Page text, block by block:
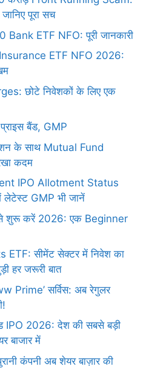
पूरा सच
ETF NFO: पूरी जानकारी
ETF NFO 2026:
छोटे निवेशकों के लिए एक
बैंड, GMP
के साथ Mutual Fund
कदम
IPO Allotment Status
GMP भी जानें
शुरू करें 2026: एक Beginner
सीमेंट सेक्टर में निवेश का
हर जरूरी बात
Prime’ सर्विस: अब रेगुलर
IPO 2026: देश की सबसे बड़ी
बाजार में
कंपनी अब शेयर बाज़ार की